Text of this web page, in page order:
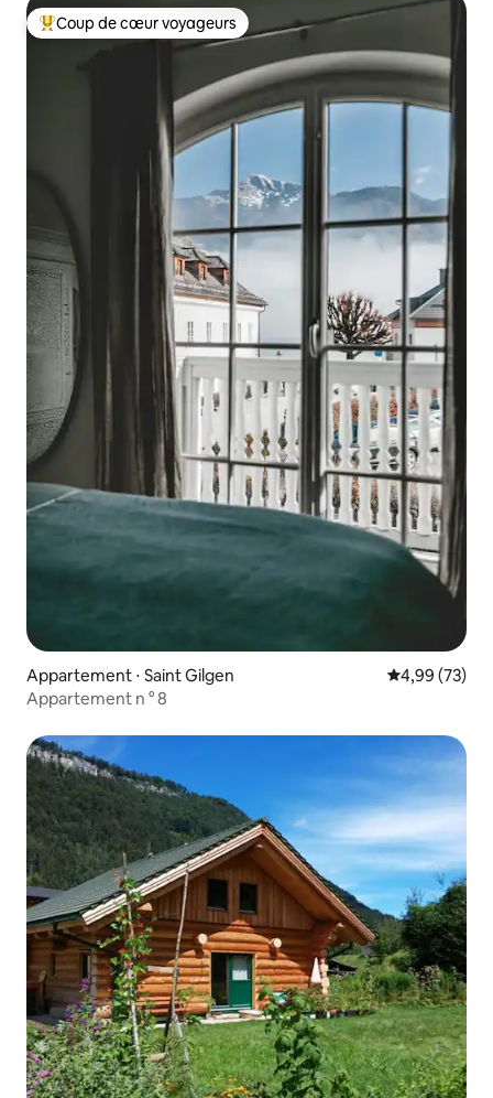
Coups de cœur voyageurs les plus appréciés
Coup de cœur voyageurs
Appartement ⋅ Saint Gilgen Évaluation
4,99 (73)
Appartement n ° 8